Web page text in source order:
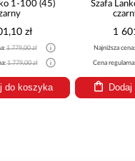
1-100 (45)
zł
1 779,00 zł
1 779,00 zł
do koszyka
Szafa
1
Najniższa
Cena